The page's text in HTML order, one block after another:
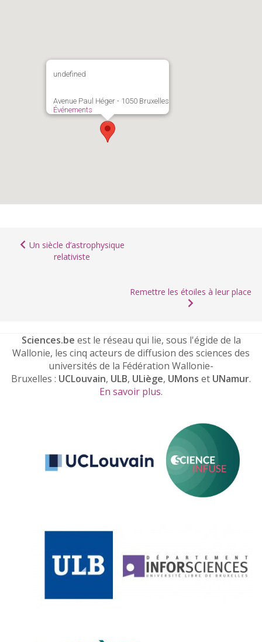
undefined
Avenue Paul Héger - 1050 Bruxelles
Événements
Un siècle d’astrophysique
relativiste
Remettre les étoiles à leur place
Sciences.be est le réseau qui lie, sous l'égide de la
Wallonie, les cinq acteurs de diffusion des sciences des
universités de la Fédération Wallonie-
Bruxelles : UCLouvain, ULB, ULiège, UMons et UNamur.
En savoir plus.